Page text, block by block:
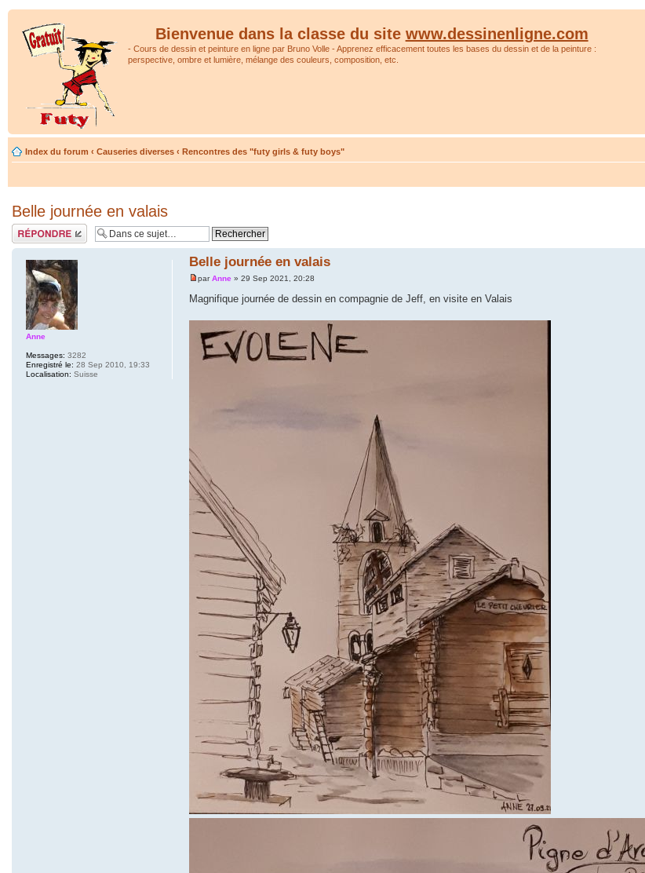
Bienvenue dans la classe du site www.dessinenligne.com
- Cours de dessin et peinture en ligne par Bruno Volle - Apprenez efficacement toutes les bases du dessin et de la peinture :
perspective, ombre et lumière, mélange des couleurs, composition, etc.
Index du forum ‹ Causeries diverses ‹ Rencontres des "futy girls & futy boys"
Belle journée en valais
Répondre
Belle journée en valais
parAnne» 29 Sep 2021, 20:28
Magnifique journée de dessin en compagnie de Jeff, en visite en Valais
Anne
Messages: 3282
Enregistré le: 28 Sep 2010, 19:33
Localisation: Suisse